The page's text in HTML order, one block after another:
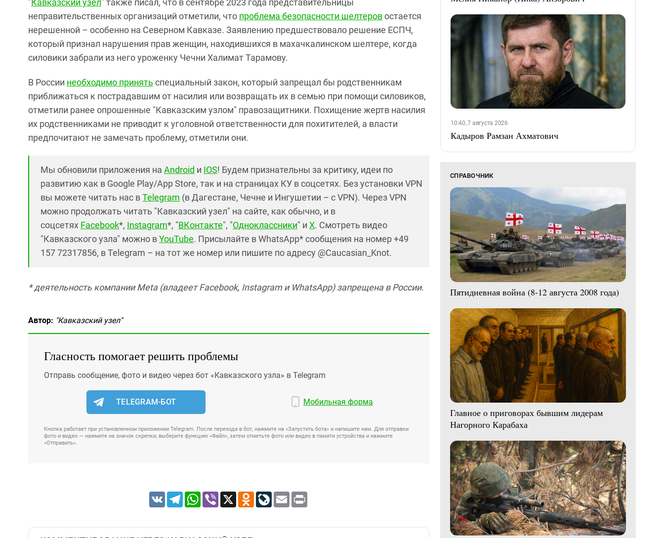
"Кавказский узел" также писал, что в сентябре 2023 года представительницы
неправительственных организаций отметили, что проблема безопасности шелтеровостается
нерешенной – особенно на Северном Кавказе. Заявлению предшествовало решение ЕСПЧ,
который признал нарушения прав женщин, находившихся в махачкалинском шелтере, когда
силовики забрали из него уроженку Чечни Халимат Тарамову.
В России необходимо принять специальный закон, который запрещал бы родственникам
приближаться к пострадавшим от насилия или возвращать их в семью при помощи силовиков,
отметили ранее опрошенные "Кавказским узлом" правозащитники. Похищение жертв насилия
их родственниками не приводит к уголовной ответственности для похитителей, а власти
предпочитают не замечать проблему, отметили они.
Мы обновили приложения на Android и IOS! Будем признательны за критику, идеи по
развитию как в Google Play/App Store, так и на страницах КУ в соцсетях. Без установки VPN
вы можете читать нас вTelegram (в Дагестане, Чечне и Ингушетии – с VPN). Через VPN
можно продолжать читать "Кавказский узел" на сайте, как обычно, и в
соцсетях Facebook*, Instagram*, "ВКонтакте", "Одноклассники" и X. Смотреть видео
"Кавказского узла" можно вYouTube. Присылайте в WhatsApp* сообщения на номер +49
157 72317856, в Telegram – на тот же номер или пишите по адресу @Caucasian_Knot.
* деятельность компании Meta (владеет Facebook, Instagram и WhatsApp) запрещена в России.
Автор: "Кавказский узел"
Гласность помогает решить проблемы
Отправь сообщение, фото и видео через бот «Кавказского узла» в Telegram
TELEGRAM-БОТ Мобильная форма
Кнопка работает при установленном приложении Telegram. После перехода в бот, нажмите на «Запустить бота» и напишите нам. Для отправки
фото и видео — нажмите на значок скрепки, выберите функцию «Файл», затем отметьте фото или видео в памяти устройства и нажмите
«Отправить».
VK TelegramWhatsApp
Viber X Odnoklassniki
LiveJournal
Email
10:40, 7 августа 2026
Кадыров Рамзан Ахматович
СПРАВОЧНИК
Пятидневная война (8-12 августа 2008 года)
Главное о приговорах бывшим лидерам
Нагорного Карабаха